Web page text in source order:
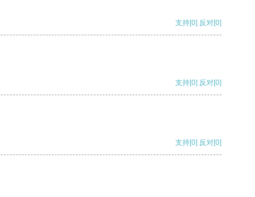
支持[0] 反对[0]
支持[0] 反对[0]
支持[0] 反对[0]